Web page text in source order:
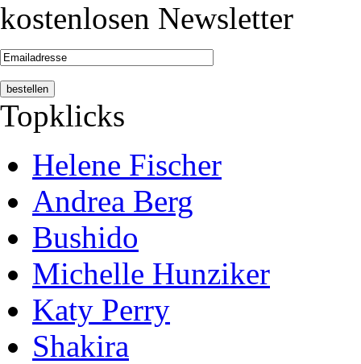
kostenlosen Newsletter
Topklicks
Helene Fischer
Andrea Berg
Bushido
Michelle Hunziker
Katy Perry
Shakira